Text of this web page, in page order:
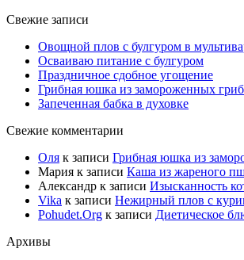
Свежие записи
Овощной плов с булгуром в
Осваиваю питание с булгуром
Праздничное сдобное угощение
Грибная юшка из замороженных
Запеченная бабка в духовке
Свежие комментарии
Оля к записи Грибная юшка из
Мария к записи Каша из жареного
Александр к записи Изысканность
Vika к записи Нежирный плов с
Pohudet.Org к записи Диетическое
Архивы